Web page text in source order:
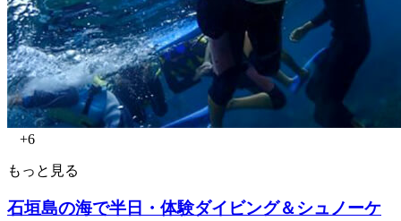
+6
もっと見る
石垣島の海で半日・体験ダイビング＆シュノーケ